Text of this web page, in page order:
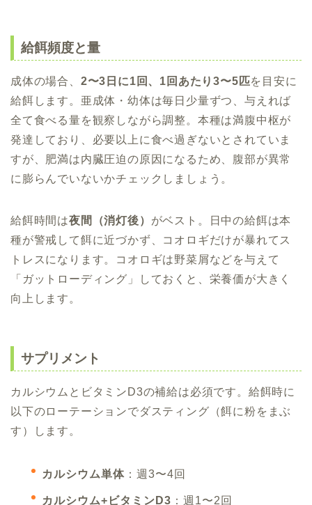
給餌頻度と量
成体の場合、 2〜3日に1回、1回あたり3〜5匹を目安に
給餌します。亜成体・幼体は毎日少量ずつ、与えれば
全て食べる量を観察しながら調整。本種は満腹中枢が
発達しており、必要以上に食べ過ぎないとされていま
すが、肥満は内臓圧迫の原因になるため、腹部が異常
に膨らんでいないかチェックしましょう。
給餌時間は夜間（消灯後） がベスト。日中の給餌は本
種が警戒して餌に近づかず、コオロギだけが暴れてス
トレスになります。コオロギは野菜屑などを与えて
「ガットローディング」しておくと、栄養価が大きく
向上します。
サプリメント
カルシウムとビタミンD3の補給は必須です。給餌時に
以下のローテーションでダスティング（餌に粉をまぶ
す）します。
カルシウム単体 ：週3〜4回
カルシウム+ビタミンD3 ：週1〜2回